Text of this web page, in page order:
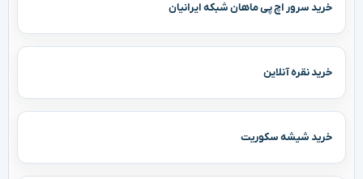
خرید سرور اچ پی ماهان شبکه ایرانیان
خرید نقره آنلاین
خرید شیشه سکوریت